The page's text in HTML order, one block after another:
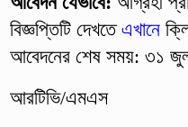
বিজ্ঞপ্তিটি দেখতেএখানে
আবেদনের শেষ সময়: ৩১
আরটিভি/এমএস